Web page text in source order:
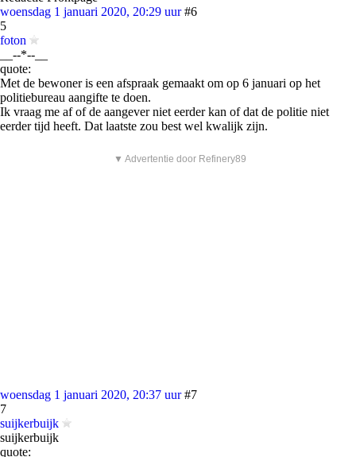
woensdag 1 januari 2020, 20:29 uur #6
5
foton
__--*--__
quote:
Met de bewoner is een afspraak gemaakt om op 6 januari op het
politiebureau aangifte te doen.
Ik vraag me af of de aangever niet eerder kan of dat de politie niet
eerder tijd heeft. Dat laatste zou best wel kwalijk zijn.
▼ Advertentie door Refinery89
woensdag 1 januari 2020, 20:37 uur #7
7
suijkerbuijk
suijkerbuijk
quote: